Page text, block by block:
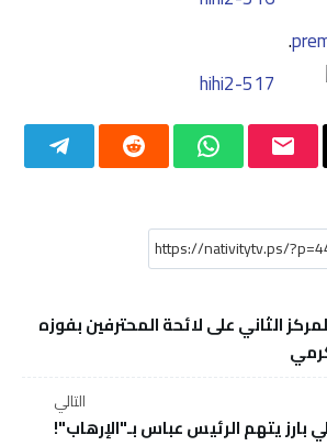
.
الثاني على لائحة المحترفين بفوزه
التالي
بارز يتهم الرئيس عباس بـ"الإرهاب"!